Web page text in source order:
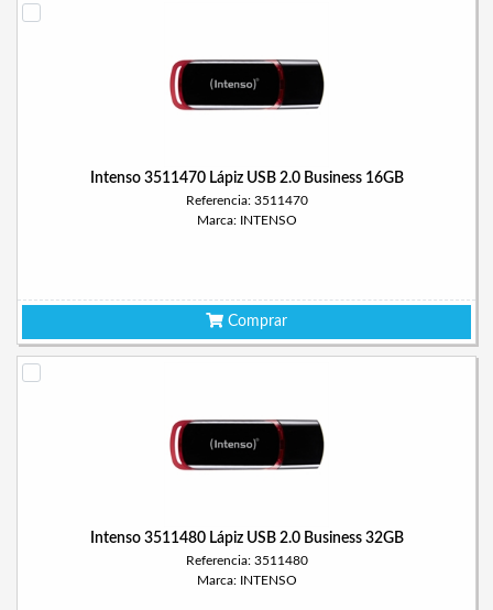
Intenso 3511470 Lápiz USB 2.0 Business 16GB
Referencia: 3511470
Marca: INTENSO
Comprar
Intenso 3511480 Lápiz USB 2.0 Business 32GB
Referencia: 3511480
Marca: INTENSO